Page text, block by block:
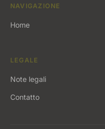
NAVIGAZIONE
Home
LEGALE
Note legali
Contatto